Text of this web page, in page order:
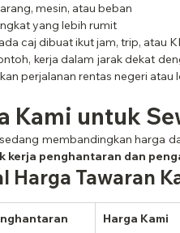
mesin, atau beban
yang lebih rumit
caj dibuat ikut jam, trip, atau
kerja dalam jarak dekat
perjalanan rentas negeri atau
Kami untuk
membandingkan harga
kerja penghantaran dan
Harga Tawaran
Harga Kami